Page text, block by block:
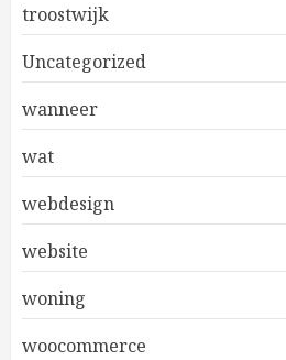
troostwijk
Uncategorized
wanneer
wat
webdesign
website
woning
woocommerce